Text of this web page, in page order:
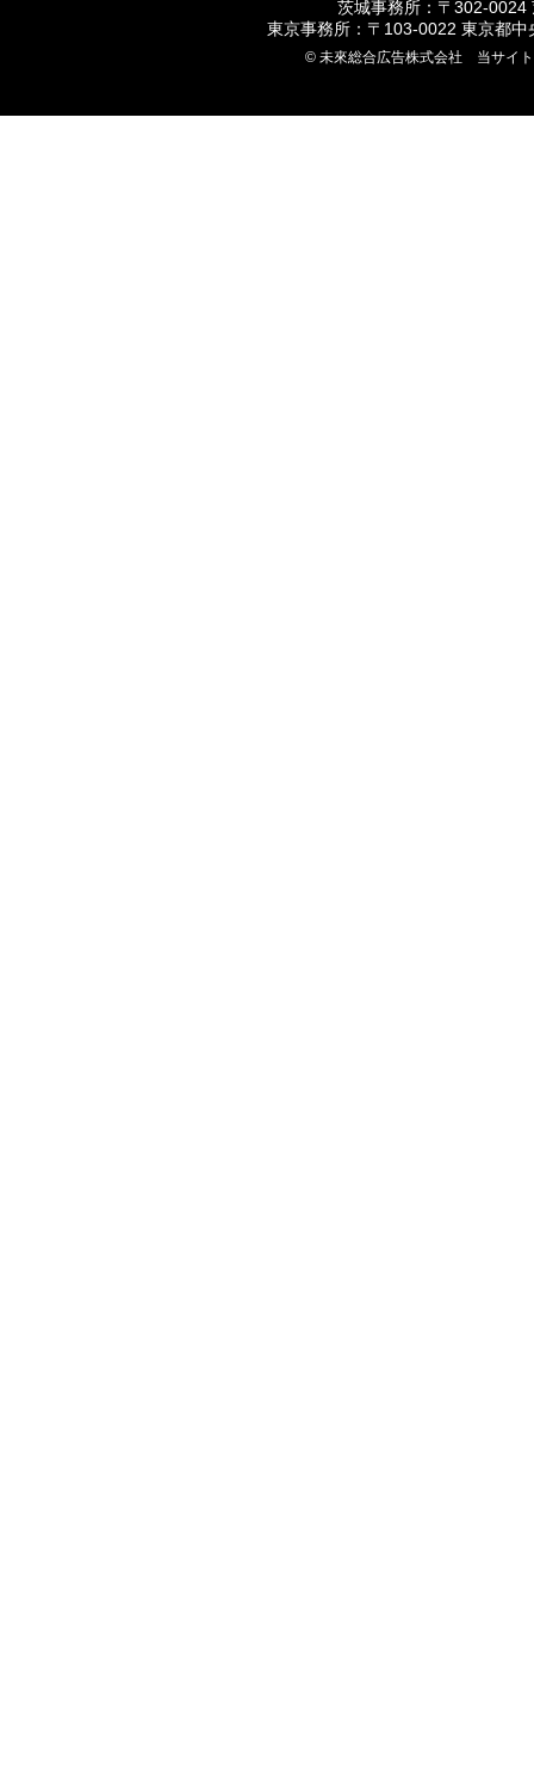
茨城事務所：〒302-0024
東京事務所：〒103-0022 東京都
© 未來総合広告株式会社 当サイ